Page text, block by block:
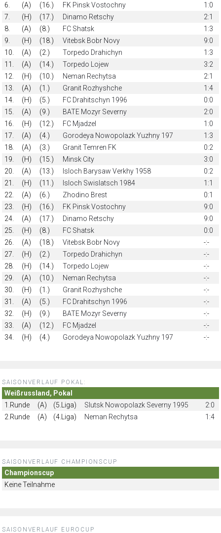
6.
(A) (16.) FK Pinsk Vostochny
1:0
7.
(H) (17.) Dinamo Retschy
2:1
8.
(A) (8.) FC Shatsk
1:3
9.
(H) (18.) Vitebsk Bobr Novy
9:0
10.
(A) (2.) Torpedo Drahichyn
1:3
11.
(A) (14.) Torpedo Lojew
3:2
12.
(H) (10.) Neman Rechytsа
2:1
13.
(A) (1.) Granit Rozhyshche
1:4
14.
(H) (5.) FC Drahitschyn 1996
0:0
15.
(A) (9.) BATE Mozyr Severny
2:0
16.
(H) (12.) FC Mjadzel
1:0
17.
(A) (4.) Gorodeya Nowopolazk Yuzhny 197
1:3
18.
(A) (3.) Granit Temren FK
0:2
19.
(H) (15.) Minsk City
3:0
20.
(A) (13.) Isloch Barysaw Verkhy 1958
0:2
21.
(H) (11.) Isloch Swislatsch 1984
1:1
22.
(A) (6.) Zhodino Brest
0:1
23.
(H) (16.) FK Pinsk Vostochny
9:0
24.
(A) (17.) Dinamo Retschy
9:0
25.
(H) (8.) FC Shatsk
0:0
26.
(A) (18.) Vitebsk Bobr Novy
-:-
27.
(H) (2.) Torpedo Drahichyn
-:-
28.
(H) (14.) Torpedo Lojew
-:-
29.
(A) (10.) Neman Rechytsа
-:-
30.
(H) (1.) Granit Rozhyshche
-:-
31.
(A) (5.) FC Drahitschyn 1996
-:-
32.
(H) (9.) BATE Mozyr Severny
-:-
33.
(A) (12.) FC Mjadzel
-:-
34.
(H) (4.) Gorodeya Nowopolazk Yuzhny 197 -:-
SAISONVERLAUF POKAL:
Weißrussland, Pokal
1.Runde
(A) (5.Liga) Slutsk Nowopolazk Severny 1995
2:0
2.Runde
(A) (4.Liga) Neman Rechytsа 1:4
SAISONVERLAUF CHAMPIONSCUP
Championscup
Keine Teilnahme
SAISONVERLAUF EUROCUP